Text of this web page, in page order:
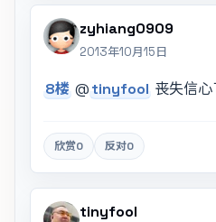
zyhiang0909
2013年10月15日
8楼 @tinyfool 丧失信心
欣赏0 反对0
tinyfool